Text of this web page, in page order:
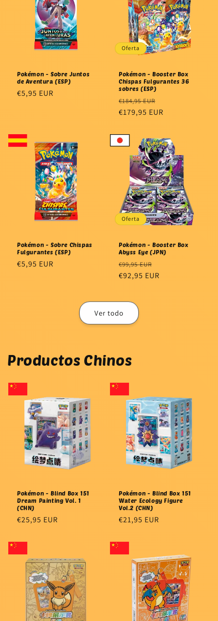
Pokémon - Sobre Juntos
de Aventura (ESP)
Precio
€5,95 EUR
Oferta
Pokémon - Booster Box
Chispas Fulgurantes 36
sobres (ESP)
Precio
habitual
€184,95 EUR
de
€179,95 EUR
Pokémon - Sobre Chispas
Fulgurantes (ESP)
Precio
€5,95 EUR
Oferta
Pokémon - Booster Box
Abyss Eye (JPN)
Precio
habitual
€99,95 EUR
de
€92,95 EUR
Ver todo
Productos Chinos
Pokémon - Blind Box 151
Dream Painting Vol. 1
(CHN)
Precio
€25,95 EUR
Pokémon - Blind Box 151
Water Ecology Figure
Vol.2 (CHN)
Precio
€21,95 EUR